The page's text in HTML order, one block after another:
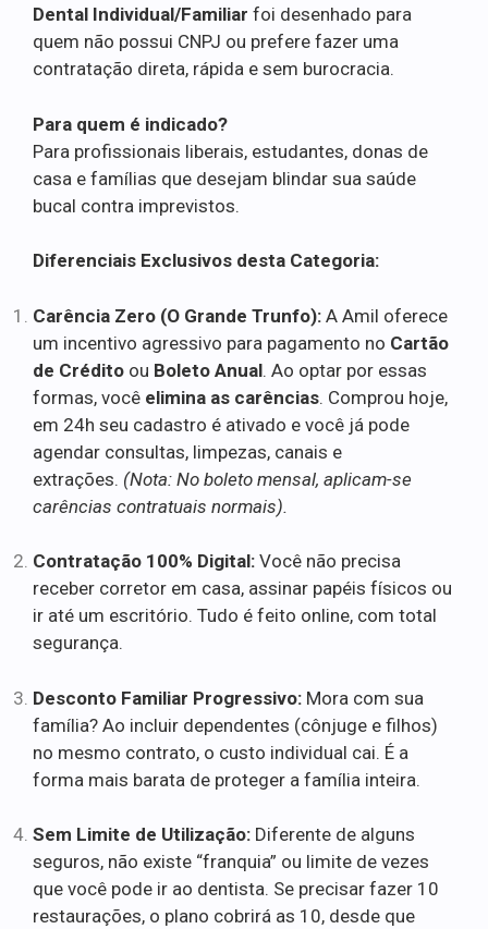
Dental Individual/Familiar foi desenhado para
quem não possui CNPJ ou prefere fazer uma
contratação direta, rápida e sem burocracia.
Para quem é indicado?
Para profissionais liberais, estudantes, donas de
casa e famílias que desejam blindar sua saúde
bucal contra imprevistos.
Diferenciais Exclusivos desta Categoria:
Carência Zero (O Grande Trunfo): A Amil oferece
um incentivo agressivo para pagamento no Cartão
de Crédito ou Boleto Anual. Ao optar por essas
formas, você elimina as carências. Comprou hoje,
em 24h seu cadastro é ativado e você já pode
agendar consultas, limpezas, canais e
extrações. (Nota: No boleto mensal, aplicam-se
carências contratuais normais).
Contratação 100% Digital: Você não precisa
receber corretor em casa, assinar papéis físicos ou
ir até um escritório. Tudo é feito online, com total
segurança.
Desconto Familiar Progressivo: Mora com sua
família? Ao incluir dependentes (cônjuge e filhos)
no mesmo contrato, o custo individual cai. É a
forma mais barata de proteger a família inteira.
Sem Limite de Utilização: Diferente de alguns
seguros, não existe “franquia” ou limite de vezes
que você pode ir ao dentista. Se precisar fazer 10
restaurações, o plano cobrirá as 10, desde que